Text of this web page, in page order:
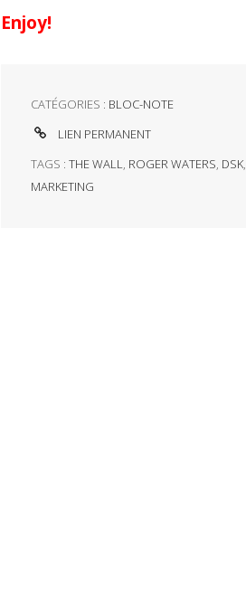
Enjoy!
CATÉGORIES : BLOC-NOTE
LIEN PERMANENT
TAGS : THE WALL, ROGER WATERS, DSK,
MARKETING